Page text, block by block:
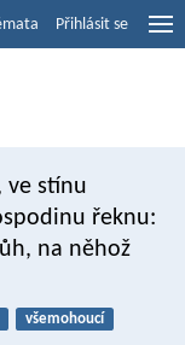
Přihlásit se
ve stínu
řeknu:
na něhož
všemohoucí